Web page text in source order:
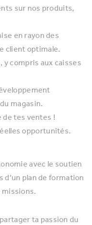
sur nos produits,
en rayon des
client optimale.
y compris aux caisses
magasin.
de tes ventes !
opportunités.
avec le soutien
d’un plan de formation
missions.
ta passion du